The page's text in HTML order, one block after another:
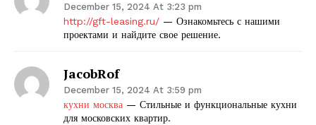
December 15, 2024 At 3:23 pm
http://gft-leasing.ru/ — Ознакомьтесь с нашими
проектами и найдите свое решение.
JacobRof
December 15, 2024 At 3:59 pm
кухни москва — Стильные и функциональные кухни
для московских квартир.